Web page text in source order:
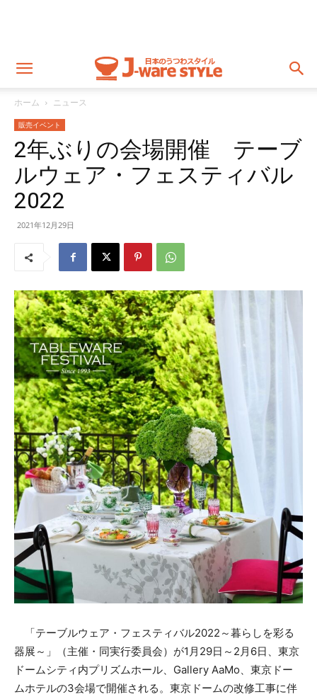
ホーム ニュース
販売イベント
2年ぶりの会場開催 テーブ
ルウェア・フェスティバル
2022
2021年12月29日
「テーブルウェア・フェスティバル2022～暮らしを彩る
器展～」（主催・同実行委員会）が1月29日～2月6日、東京
ドームシティ内プリズムホール、Gallery AaMo、東京ドー
ムホテルの3会場で開催される。東京ドームの改修工事に伴